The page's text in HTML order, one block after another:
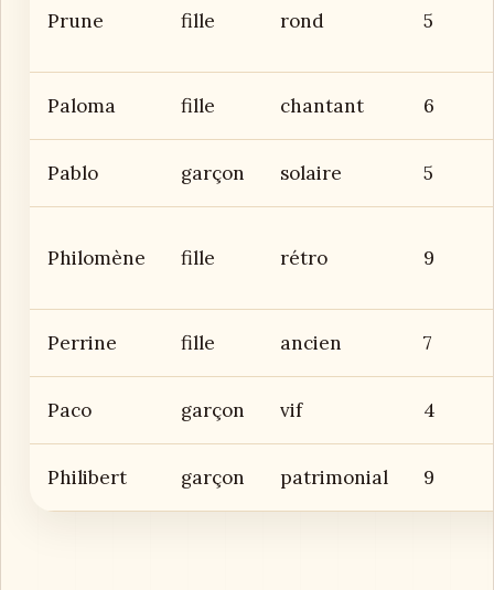
Prune fille rond 5
Paloma fille chantant 6
Pablo garçon solaire 5
Philomène fille rétro 9
Perrine fille ancien 7
Paco garçon vif 4
Philibert garçon patrimonial 9